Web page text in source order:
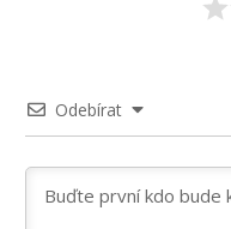
Odebírat